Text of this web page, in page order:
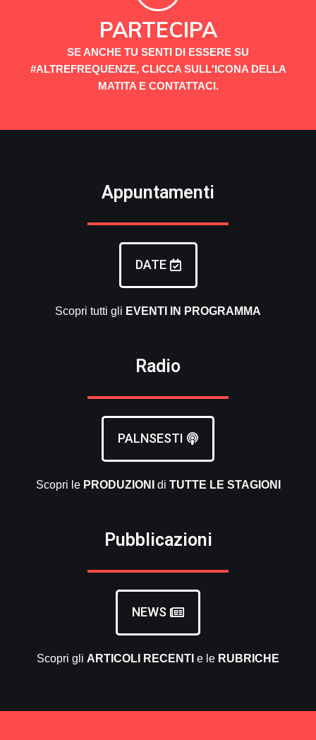
PARTECIPA
SE ANCHE TU SENTI DI ESSERE SU
#ALTREFREQUENZE, CLICCA SULL'ICONA DELLA
MATITA E CONTATTACI.
Appuntamenti
DATE
Scopri tutti gli EVENTI IN PROGRAMMA
Radio
PALNSESTI
Scopri le PRODUZIONI di TUTTE LE STAGIONI
Pubblicazioni
NEWS
Scopri gli ARTICOLI RECENTI e le RUBRICHE